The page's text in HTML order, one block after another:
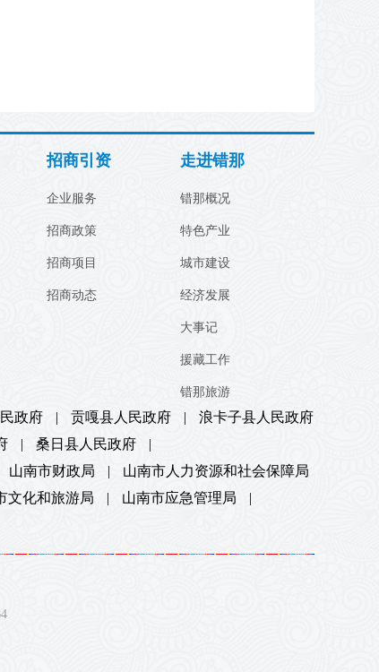
招商引资
企业服务
招商政策
招商项目
招商动态
走进错那
错那概况
特色产业
城市建设
经济发展
大事记
援藏工作
错那旅游
政府 | 贡嘎县人民政府 |
浪卡子县人民政府
| 桑日县人民政府
|
山南市财政局 |
山南市人力资源和社会保障局
文化和旅游局 | 山南市应急管理局
|